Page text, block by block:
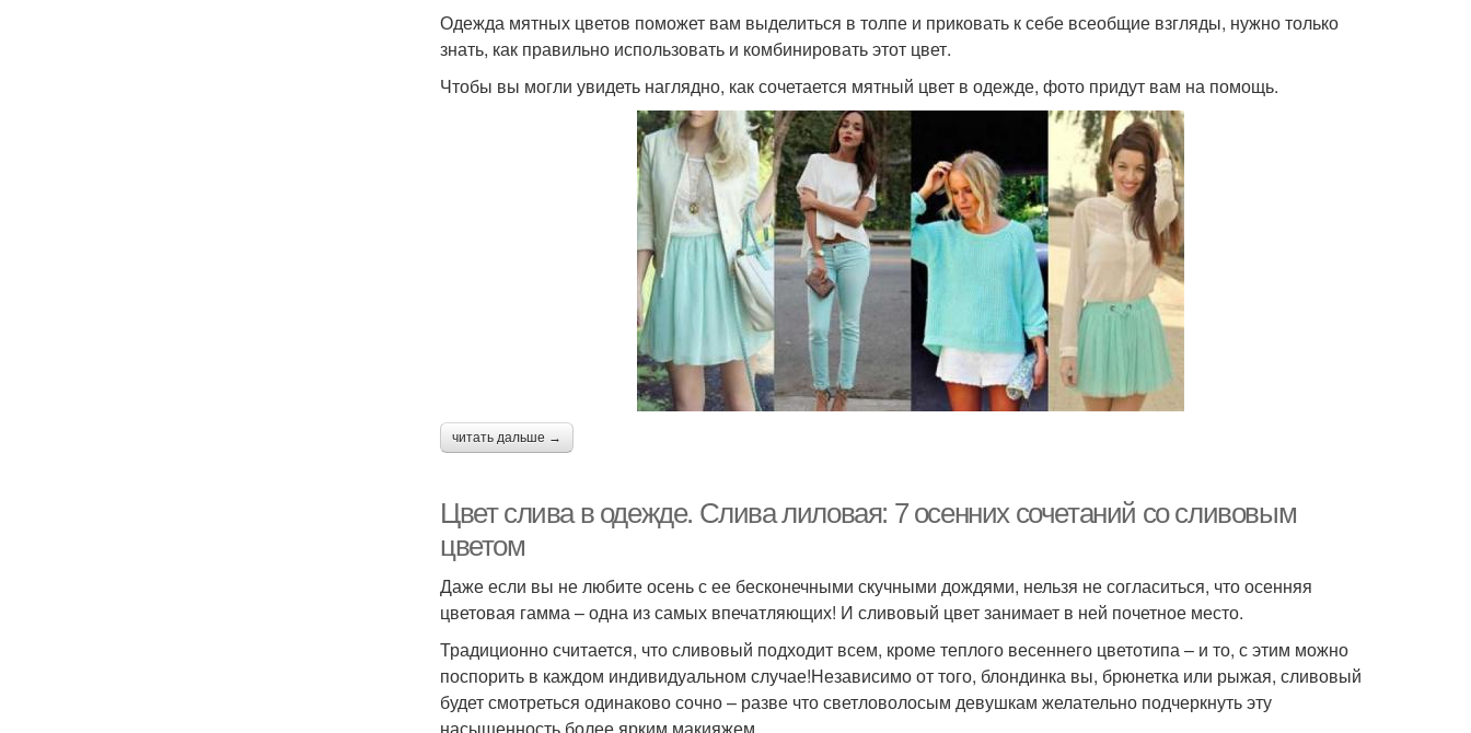
Одежда мятных цветов поможет вам выделиться в толпе и приковать к себе всеобщие взгляды, нужно только
знать, как правильно использовать и комбинировать этот цвет.
Чтобы вы могли увидеть наглядно, как сочетается мятный цвет в одежде, фото придут вам на помощь.
читать дальше →
Цвет слива в одежде. Cлива лиловая: 7 осенних сочетаний со сливовым
цветом
Даже если вы не любите осень с ее бесконечными скучными дождями, нельзя не согласиться, что осенняя
цветовая гамма – одна из самых впечатляющих! И сливовый цвет занимает в ней почетное место.
Традиционно считается, что сливовый подходит всем, кроме теплого весеннего цветотипа – и то, с этим можно
поспорить в каждом индивидуальном случае!Независимо от того, блондинка вы, брюнетка или рыжая, сливовый
будет смотреться одинаково сочно – разве что светловолосым девушкам желательно подчеркнуть эту